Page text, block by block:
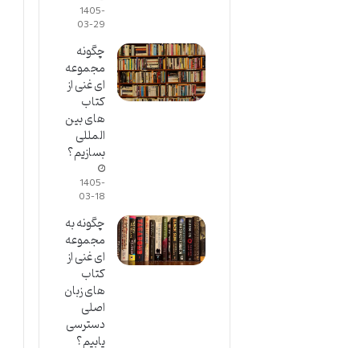
1405-
03-29
چگونه
مجموعه
ای غنی از
کتاب
های بین
المللی
بسازیم؟
1405-
03-18
چگونه به
مجموعه
ای غنی از
کتاب
های زبان
اصلی
دسترسی
یابیم؟